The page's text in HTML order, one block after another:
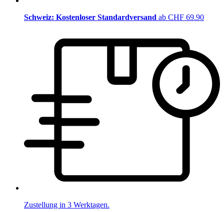
Schweiz: Kostenloser Standardversand ab CHF 69.90
Zustellung in 3 Werktagen.